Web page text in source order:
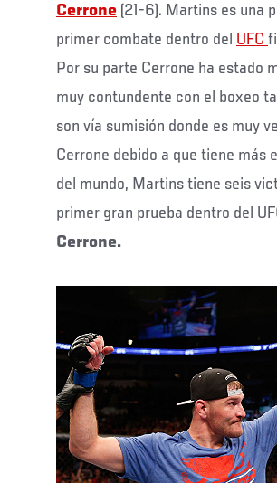
Cerrone (21-6). Martins es una
primer combate dentro del UFC
Por su parte Cerrone ha estado
muy contundente con el boxeo
son vía sumisión donde es muy
Cerrone debido a que tiene más
del mundo, Martins tiene seis
primer gran prueba dentro del
Cerrone.